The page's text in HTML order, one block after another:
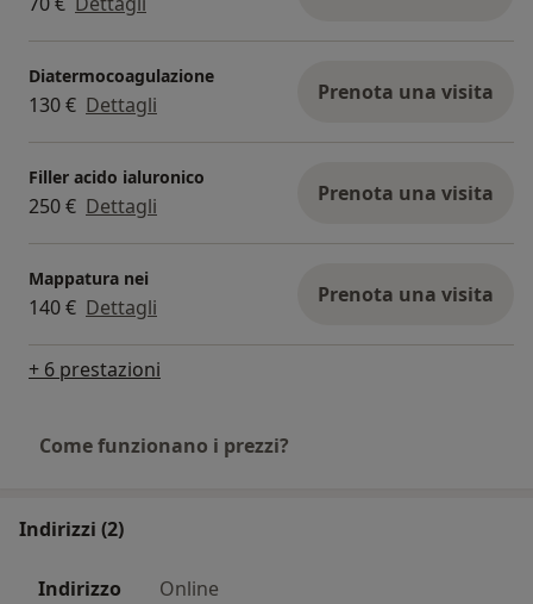
Diatermocoagulazione
130 € Dettagli Prenota una visita
Filler acido ialuronico
250 € Dettagli Prenota una visita
Mappatura nei
140 € Dettagli Prenota una visita
+ 6 prestazioni
Come funzionano i prezzi?
Indirizzi (2)
Indirizzo Online